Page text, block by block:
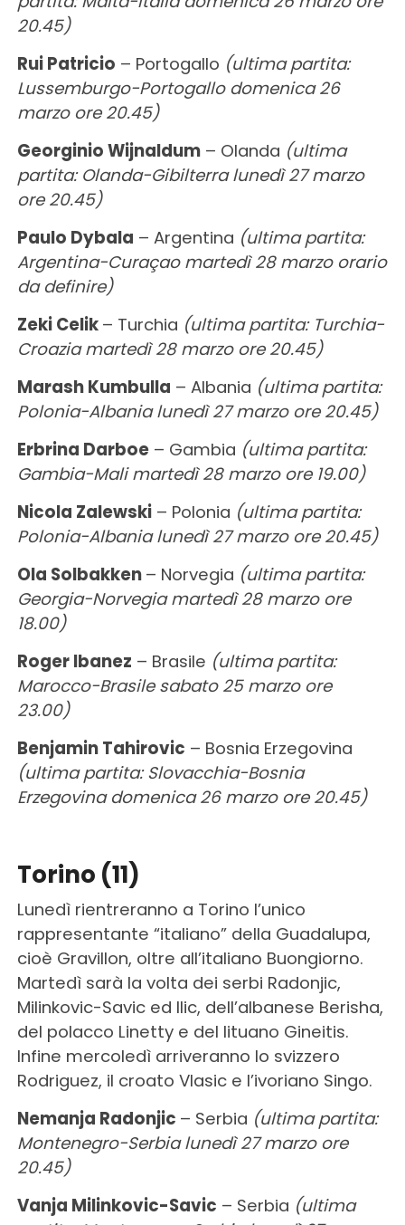
20.45)
Rui Patricio – Portogallo (ultima partita:
Lussemburgo-Portogallo domenica 26
marzo ore 20.45)
Georginio Wijnaldum– Olanda (ultima
partita: Olanda-Gibilterra lunedì 27 marzo
ore 20.45)
Paulo Dybala – Argentina (ultima partita:
Argentina-Curaçao martedì 28 marzo orario
da definire)
Zeki Celik – Turchia (ultima partita: Turchia-
Croazia martedì 28 marzo ore 20.45)
Marash Kumbulla – Albania (ultima partita:
Polonia-Albania lunedì 27 marzo ore 20.45)
Erbrina Darboe– Gambia (ultima partita:
Gambia-Mali martedì 28 marzo ore 19.00)
Nicola Zalewski– Polonia (ultima partita:
Polonia-Albania lunedì 27 marzo ore 20.45)
Ola Solbakken – Norvegia (ultima partita:
Georgia-Norvegia martedì 28 marzo ore
18.00)
Roger Ibanez – Brasile (ultima partita:
Marocco-Brasile sabato 25 marzo ore
23.00)
Benjamin Tahirovic – Bosnia Erzegovina
(ultima partita: Slovacchia-Bosnia
Erzegovina domenica 26 marzo ore 20.45)
Torino (11)
Lunedì rientreranno a Torino l’unico
rappresentante “italiano” della Guadalupa,
cioè Gravillon, oltre all’italiano Buongiorno.
Martedì sarà la volta dei serbi Radonjic,
Milinkovic-Savic ed Ilic, dell’albanese Berisha,
del polacco Linetty e del lituano Gineitis.
Infine mercoledì arriveranno lo svizzero
Rodriguez, il croato Vlasic e l’ivoriano Singo.
Nemanja Radonjic – Serbia (ultima partita:
Montenegro-Serbia lunedì 27 marzo ore
20.45)
Vanja Milinkovic-Savic – Serbia (ultima